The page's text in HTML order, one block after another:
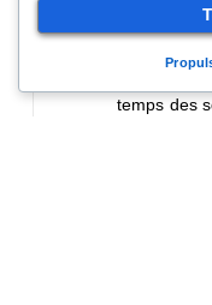
Sans
tertiaire et
temps des